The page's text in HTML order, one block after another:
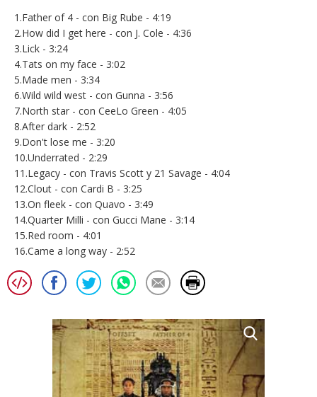
1.Father of 4 - con Big Rube - 4:19
2.How did I get here - con J. Cole - 4:36
3.Lick - 3:24
4.Tats on my face - 3:02
5.Made men - 3:34
6.Wild wild west - con Gunna - 3:56
7.North star - con CeeLo Green - 4:05
8.After dark - 2:52
9.Don't lose me - 3:20
10.Underrated - 2:29
11.Legacy - con Travis Scott y 21 Savage - 4:04
12.Clout - con Cardi B - 3:25
13.On fleek - con Quavo - 3:49
14.Quarter Milli - con Gucci Mane - 3:14
15.Red room - 4:01
16.Came a long way - 2:52